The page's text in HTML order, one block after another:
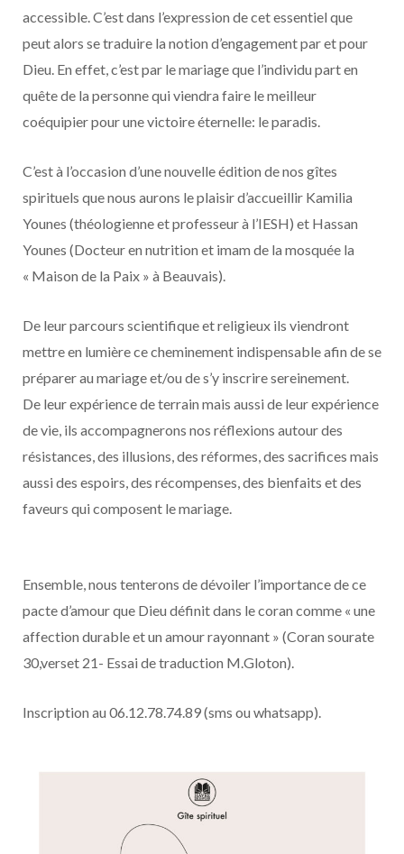
accessible. C’est dans l’expression de cet essentiel que
peut alors se traduire la notion d’engagement par et pour
Dieu. En effet, c’est par le mariage que l’individu part en
quête de la personne qui viendra faire le meilleur
coéquipier pour une victoire éternelle: le paradis.
C’est à l’occasion d’une nouvelle édition de nos gîtes
spirituels que nous aurons le plaisir d’accueillir Kamilia
Younes (théologienne et professeur à l’IESH) et Hassan
Younes (Docteur en nutrition et imam de la mosquée la
« Maison de la Paix » à Beauvais).
De leur parcours scientifique et religieux ils viendront
mettre en lumière ce cheminement indispensable afin de se
préparer au mariage et/ou de s’y inscrire sereinement.
De leur expérience de terrain mais aussi de leur expérience
de vie, ils accompagnerons nos réflexions autour des
résistances, des illusions, des réformes, des sacrifices mais
aussi des espoirs, des récompenses, des bienfaits et des
faveurs qui composent le mariage.
Ensemble, nous tenterons de dévoiler l’importance de ce
pacte d’amour que Dieu définit dans le coran comme « une
affection durable et un amour rayonnant » (Coran sourate
30,verset 21- Essai de traduction M.Gloton).
Inscription au 06.12.78.74.89 (sms ou whatsapp).